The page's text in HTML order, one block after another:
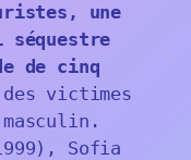
une
séquestre
de cinq
victimes
Sofia